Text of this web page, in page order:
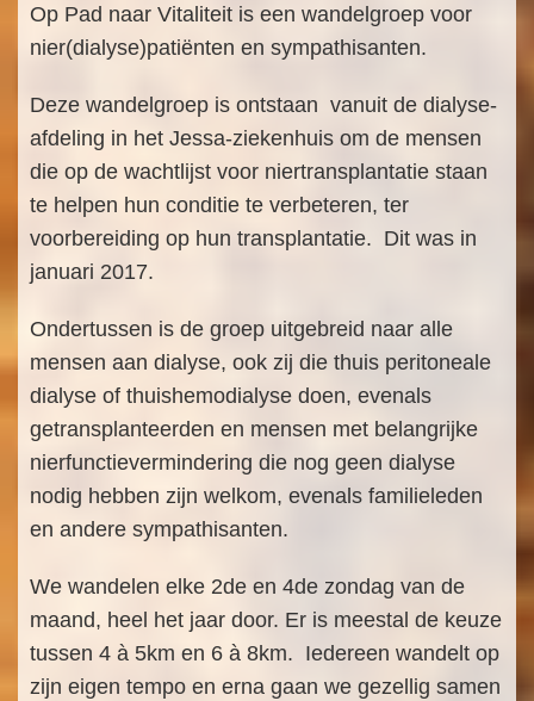
Op Pad naar Vitaliteit is een wandelgroep voor
nier(dialyse)patiënten en sympathisanten.
Deze wandelgroep is ontstaan vanuit de dialyse-
afdeling in het Jessa-ziekenhuis om de mensen
die op de wachtlijst voor niertransplantatie staan
te helpen hun conditie te verbeteren, ter
voorbereiding op hun transplantatie. Dit was in
januari 2017.
Ondertussen is de groep uitgebreid naar alle
mensen aan dialyse, ook zij die thuis peritoneale
dialyse of thuishemodialyse doen, evenals
getransplanteerden en mensen met belangrijke
nierfunctievermindering die nog geen dialyse
nodig hebben zijn welkom, evenals familieleden
en andere sympathisanten.
We wandelen elke 2de en 4de zondag van de
maand, heel het jaar door. Er is meestal de keuze
tussen 4 à 5km en 6 à 8km. Iedereen wandelt op
zijn eigen tempo en erna gaan we gezellig samen